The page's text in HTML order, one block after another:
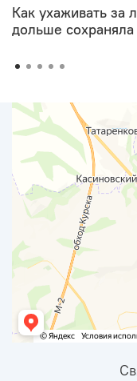
Как ухаживать за
дольше